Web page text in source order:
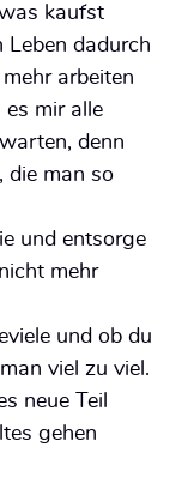
kaufst
Leben dadurch
arbeiten
es mir alle
denn
die man so
und entsorge
mehr
und ob du
viel zu viel.
neue Teil
gehen